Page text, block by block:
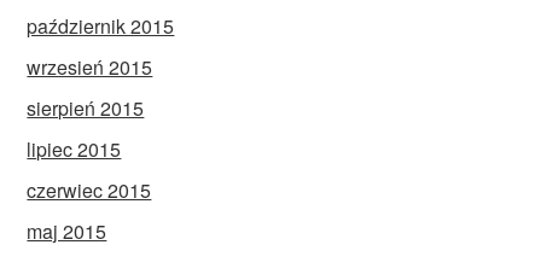
październik 2015
wrzesień 2015
sierpień 2015
lipiec 2015
czerwiec 2015
maj 2015